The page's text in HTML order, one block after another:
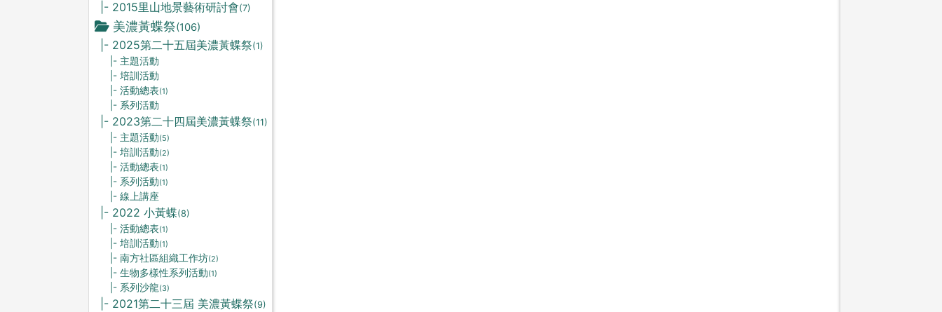
|- 2015里山地景藝術研討會(7)
美濃黃蝶祭(106)
|- 2025第二十五屆美濃黃蝶祭(1)
|- 主題活動
|- 培訓活動
|- 活動總表(1)
|- 系列活動
|- 2023第二十四屆美濃黃蝶祭(11)
|- 主題活動(5)
|- 培訓活動(2)
|- 活動總表(1)
|- 系列活動(1)
|- 線上講座
|- 2022 小黃蝶(8)
|- 活動總表(1)
|- 培訓活動(1)
|- 南方社區組織工作坊(2)
|- 生物多樣性系列活動(1)
|- 系列沙龍(3)
|- 2021第二十三屆 美濃黃蝶祭(9)